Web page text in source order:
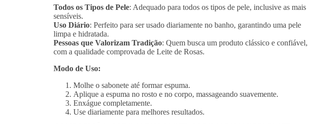
Todos os Tipos de Pele: Adequado para todos os tipos de pele, inclusive as mais
sensíveis.
Uso Diário: Perfeito para ser usado diariamente no banho, garantindo uma pele
limpa e hidratada.
Pessoas que Valorizam Tradição: Quem busca um produto clássico e confiável,
com a qualidade comprovada de Leite de Rosas.
Modo de Uso:
Molhe o sabonete até formar espuma.
Aplique a espuma no rosto e no corpo, massageando suavemente.
Enxágue completamente.
Use diariamente para melhores resultados.